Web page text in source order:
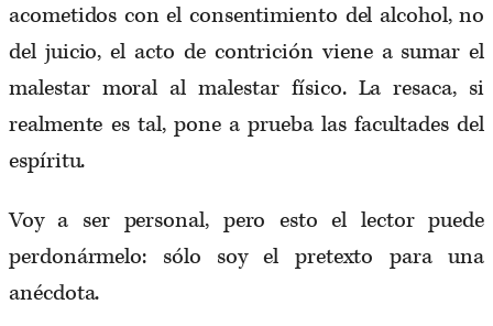
acometidos con el consentimiento del alcohol, no
del juicio, el acto de contrición viene a sumar el
malestar moral al malestar físico. La resaca, si
realmente es tal, pone a prueba las facultades del
espíritu.
Voy a ser personal, pero esto el lector puede
perdonármelo: sólo soy el pretexto para una
anécdota.